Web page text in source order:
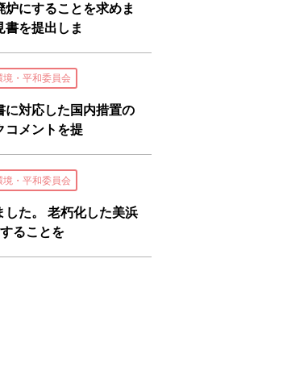
炉にすることを求めま
書を提出しま
境・平和委員会
に対応した国内措置の
コメントを提
境・平和委員会
した。 老朽化した美浜
ることを